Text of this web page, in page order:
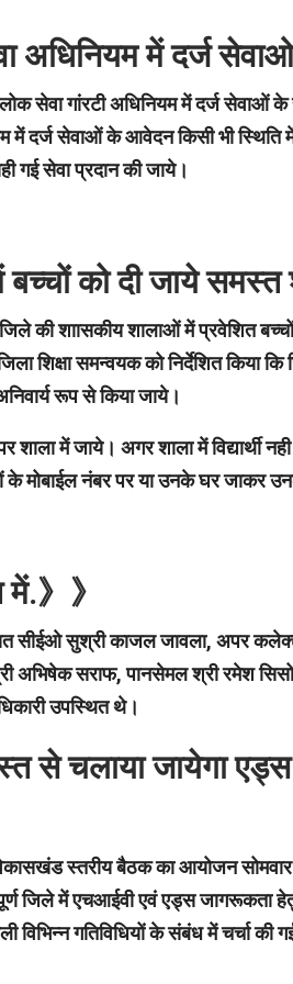
अधिनियम में दर्ज
सेवा गांरटी अधिनियम में दर्ज सेवाओं
में दर्ज सेवाओं के आवेदन किसी भी
गई सेवा प्रदान की जाये।
को दी जाये समस्त
की शाासकीय शालाओं में प्रवेशित बच्चों
शिक्षा समन्वयक को निर्देशित किया
रूप से किया जाये।
शाला में जाये। अगर शाला में विद्यार्थी
के मोबाईल नंबर पर या उनके घर जाकर
》》
सीईओ सुश्री काजल जावला, अपर
सराफ, पानसेमल श्री रमेश
उपस्थित थे।
से चलाया जायेगा
स्तरीय बैठक का आयोजन सोमवार
जिले में एचआईवी एवं एड्स
विभिन्न गतिविधियों के संबंध में चर्चा की